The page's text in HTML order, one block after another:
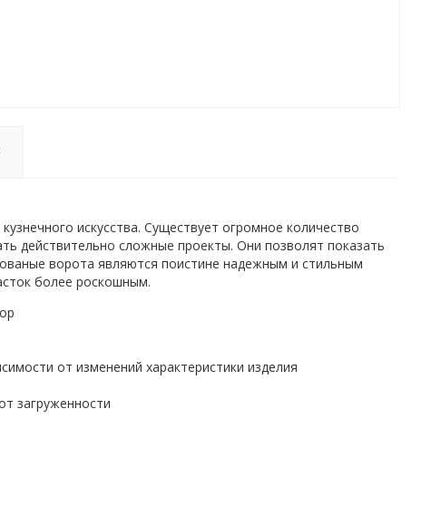
искусства. Существует огромное количество
действительно сложные проекты. Они позволят показать
ворота являются поистине надежным и стильным
более роскошным.
от изменений характеристики изделия
загруженности